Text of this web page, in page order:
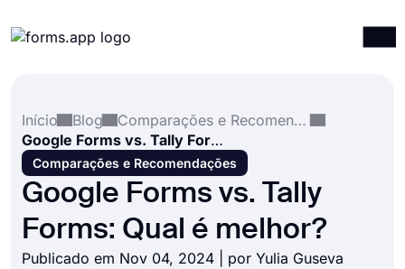
Integrações
Modelos
Recursos
Preços
Início
Blog
Comparações e Recomendações
Google Forms vs. Tally Forms: Qual é melhor?
Comparações e Recomendações
Google Forms vs. Tally
Forms: Qual é melhor?
Publicado em Nov 04, 2024 | por Yulia Guseva